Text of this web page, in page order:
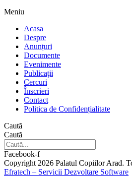
Meniu
Acasa
Despre
Anunțuri
Documente
Evenimente
Publicații
Cercuri
Înscrieri
Contact
Politica de Confidențialitate
Caută
Caută
Facebook-f
Copyright 2026 Palatul Copiilor Arad.
Efratech – Servicii Dezvoltare Software